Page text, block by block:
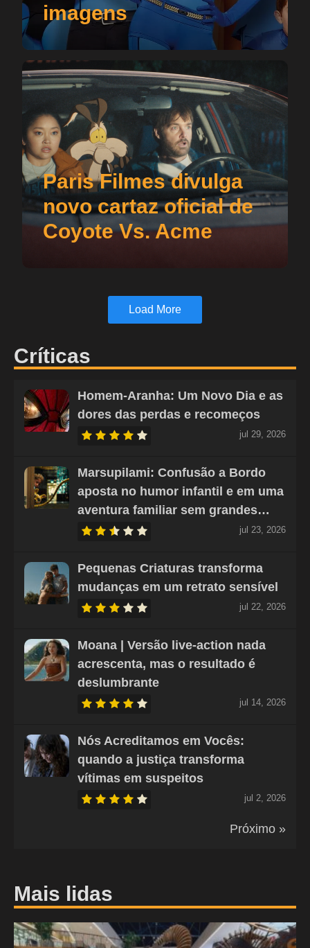
imagens
Paris Filmes divulga
novo cartaz oficial de
Coyote Vs. Acme
Load More
Críticas
Homem-Aranha: Um Novo Dia e as
dores das perdas e recomeços
jul 29, 2026
Marsupilami: Confusão a Bordo
aposta no humor infantil e em uma
aventura familiar sem grandes…
jul 23, 2026
Pequenas Criaturas transforma
mudanças em um retrato sensível
jul 22, 2026
Moana | Versão live-action nada
acrescenta, mas o resultado é
deslumbrante
jul 14, 2026
Nós Acreditamos em Vocês:
quando a justiça transforma
vítimas em suspeitos
jul 2, 2026
Próximo »
Mais lidas